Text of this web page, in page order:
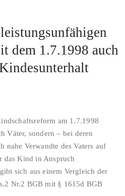
dem 1.7.1998 auch
am 1.7.1998
Väter, sondern – bei deren
nahe Verwandte des Vaters auf
das Kind in Anspruch
sich aus einem Vergleich der
Nr.2 BGB mit § 1615d BGB